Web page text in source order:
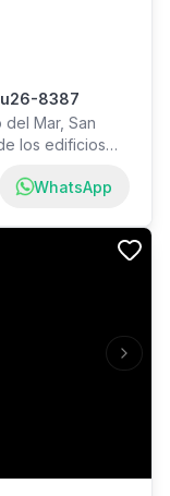
8387
Mar, San
los edificios
por su
Este
que
WhatsApp
Next